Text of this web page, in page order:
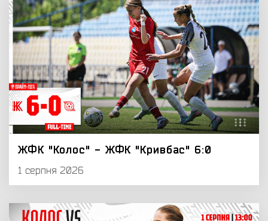
ЖФК "Колос" - ЖФК "Кривбас" 6:0
1 серпня 2026